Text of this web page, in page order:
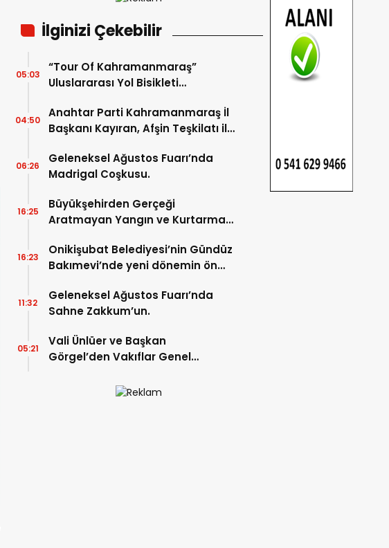
İlginizi Çekebilir
“Tour Of Kahramanmaraş”
Uluslararası Yol Bisikleti
05:03
Anahtar Parti Kahramanmaraş İl
Başkanı Kayıran, Afşin Teşkilatı ile
04:50
Geleneksel Ağustos Fuarı’nda
Madrigal Coşkusu.
06:26
Büyükşehirden Gerçeği
Aratmayan Yangın ve Kurtarma
16:25
Onikişubat Belediyesi’nin Gündüz
Bakımevi’nde yeni dönemin ön
16:23
Geleneksel Ağustos Fuarı’nda
Sahne Zakkum’un.
11:32
Vali Ünlüer ve Başkan
Görgel’den Vakıflar Genel
05:21